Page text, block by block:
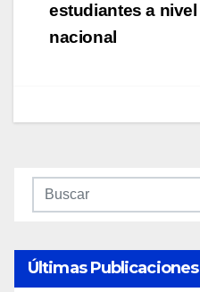
estudiantes a nivel
nacional
Últimas Publicaciones